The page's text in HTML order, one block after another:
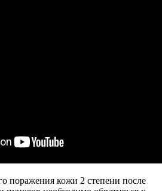
поражения кожи 2 степени после